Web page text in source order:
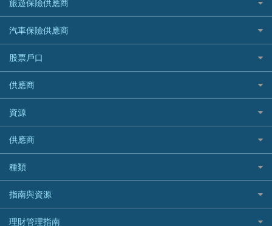
易批必批貸款
24小時貸款
最佳循環貸款
HSBC 滙豐銀行貸款
K Cash 貸款
Mox 銀行
National Resources 中潤物業按揭
OCBC 華僑銀行
PrimeCredit 安信信貸
Promise 邦民日本財務
Rabbit Credit月兔信貸
Standard Chartered 渣打銀行
UA 亞洲聯合財務
WeLab Bank
WeLend 貸款
機場貴賓室信用卡
銀聯信用卡
高獎賞信用卡推薦
酒店信用卡
恒生銀行
Standard Chartered渣打銀行
東亞銀行
SIM
Airwallex信用卡
交稅優惠
酒店優惠碼
機票優惠碼
家居保險
家傭保險
寵物保險
定期人壽保險
危疾保險
年金資訊
樓宇火險
泰國旅遊保險及資訊
台灣旅遊保險及資訊
韓國旅遊保險及資訊
歐洲旅遊保險及資訊
越南旅遊保險及資訊
澳洲旅遊保險及資訊
長者嘆世界
家庭親子遊
自駕遊比較
相機有得保
旅遊保險供應商
AXA 安盛
AIG 美亞
Allianz 安聯
Allied World 世聯
Avo
中國銀行
Bolttech 保特
Blue Cross 藍十字
中國平安
HSBC滙豐銀行
汽車保險供應商
大新汽車保險
中銀汽車保險
Allianz安聯汽車保險
bolttech保障汽車保險
Zurich蘇黎世汽車保險
QBE昆士蘭汽車保險
平安汽車保險
股票戶口
富途證券
IB盈透證券
老虎證券
uSMART 盈立證券
華盛証券
長橋證券
WeBull微牛證券
漲樂全球通｜華泰國際
OSL
供應商
富途牛牛好唔好？
Webull微牛證券好唔好？
Longbridge長橋證券好唔好？
老虎證券好唔好？
華盛証券好唔好？
漲樂全球通好唔好？
IB盈透證券好唔好？
資源
股票戶口開戶
證券行邊間好？
港股5隻高息ETF精選
什麼是ETF？
香港30大高息股排行
供應商
銀行戶口比較
尊尚銀行戶口
Citi Plus
中信銀行inMotion
種類
定期存款
港元定存
指南與資源
理財資訊
理財管理指南